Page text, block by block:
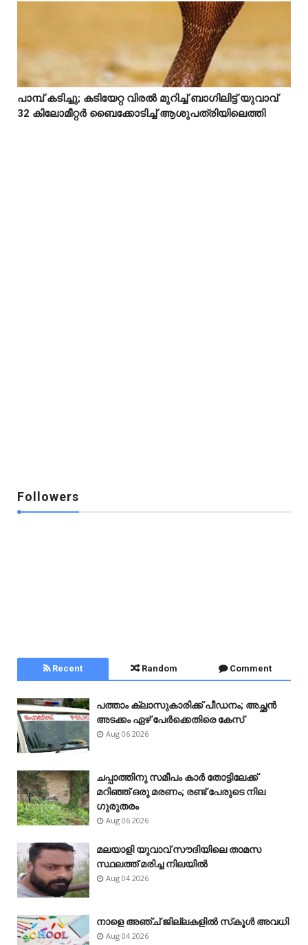
  
പാമ്പ് കടിച്ചു; കടിയേറ്റ വിരൽ മുറിച്ച് ബാഗിലിട്ട് യുവാവ്
32 കിലോമീറ്റർ ബൈക്കോടിച്ച് ആശുപത്രിയിലെത്തി
Followers
Recent Random Comment
പത്താം ക്ലാസുകാരിക്ക് പീഡനം; അച്ഛൻ
അടക്കം ഏഴ് പേർക്കെതിരെ കേസ്
Aug 06 2026
ചപ്പാത്തിനു സമീപം കാർ തോട്ടിലേക്ക്
മറിഞ്ഞ് ഒരു മരണം; രണ്ട് പേരുടെ നില
ഗുരുതരം
Aug 06 2026
മലയാളി യുവാവ് സൗദിയിലെ താമസ
സ്ഥലത്ത് മരിച്ച നിലയിൽ
Aug 04 2026
നാളെ അഞ്ച് ജില്ലകളിൽ സ്‌കൂൾ അവധി
Aug 04 2026